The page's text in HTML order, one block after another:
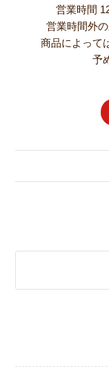
営業時間
営業時間外
商品によって
予